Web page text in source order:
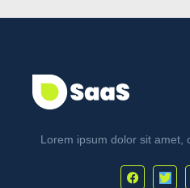
Lorem ipsum dolor sit amet,